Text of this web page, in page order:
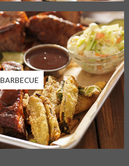
BARBECUE